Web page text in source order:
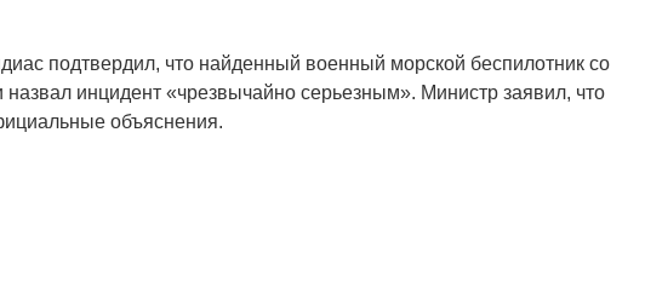
подтвердил, что найденный военный морской беспилотник со
инцидент «чрезвычайно серьезным». Министр заявил, что
объяснения.